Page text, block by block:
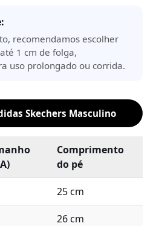
recomendamos escolher
1 cm de folga,
uso prolongado ou corrida.
Skechers Masculino
Comprimento
do pé
25 cm
26 cm